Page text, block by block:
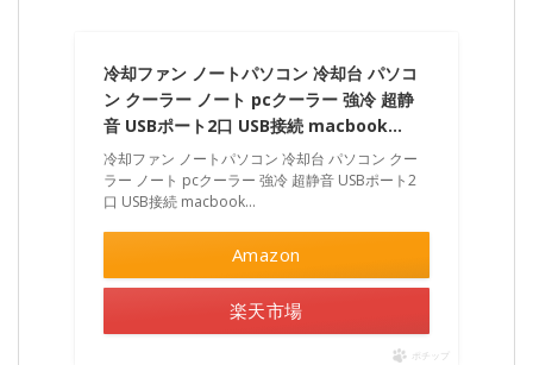
冷却ファン ノートパソコン 冷却台 パソコ
ン クーラー ノート pcクーラー 強冷 超静
音 USBポート2口 USB接続 macbook…
冷却ファン ノートパソコン 冷却台 パソコン クー
ラー ノート pcクーラー 強冷 超静音 USBポート2
口 USB接続 macbook...
Amazon
楽天市場
ポチップ